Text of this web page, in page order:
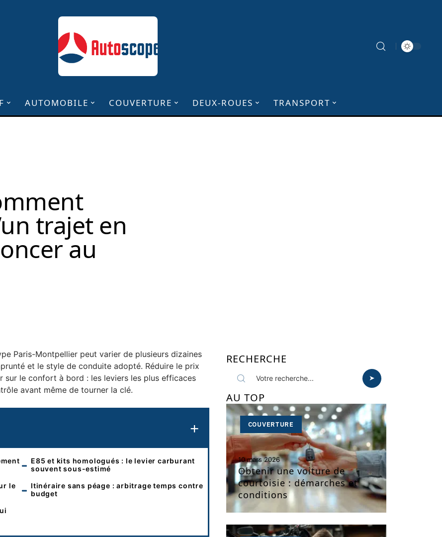
AUTOMOBILE COUVERTURE DEUX-ROUES TRANSPORT
trajet en
au
Paris-Montpellier peut varier de plusieurs dizaines
et le style de conduite adopté. Réduire le prix
sur le confort à bord : les leviers les plus efficaces
avant même de tourner la clé.
E85 et kits homologués : le levier carburant
souvent sous-estimé
le
Itinéraire sans péage : arbitrage temps contre
budget
RECHERCHE
AU TOP
COUVERTURE
10 mars 2026
Obtenir une voiture de
courtoisie : démarches et
conditions